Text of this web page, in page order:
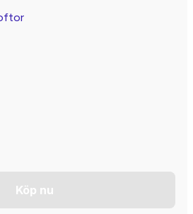
Köp nu